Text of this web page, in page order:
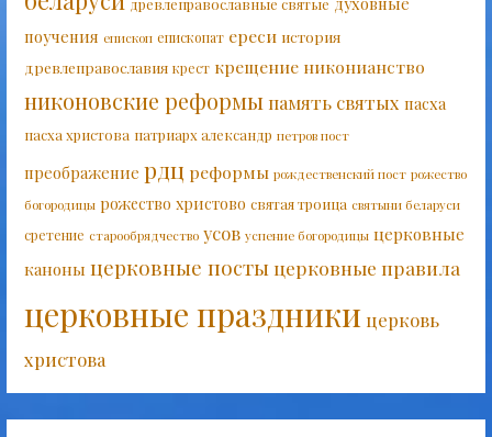
поучения епископ епископат ереси история
древлеправославия крест крещение никонианство
никоновские реформыпамять святых пасха
пасха христова патриарх александр петров пост
преображение рдц реформы рождественский пост рожество
богородицы рожество христово святая троица святыни беларуси
сретение старообрядчество усов успение богородицы церковные
каноны церковные посты церковные правила
церковные праздникицерковь
христова